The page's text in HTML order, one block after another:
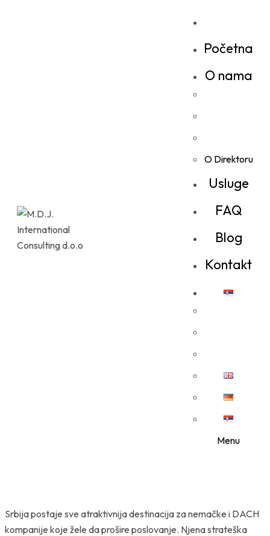
Početna
O nama
O Direktoru
Usluge
FAQ
Blog
Kontakt
Menu
Srbija postaje sve atraktivnija destinacija za nemačke i DACH
kompanije koje žele da prošire poslovanje. Njena strateška